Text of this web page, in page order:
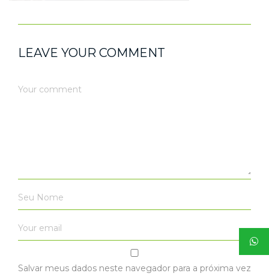
LEAVE YOUR COMMENT
Salvar meus dados neste navegador para a próxima vez